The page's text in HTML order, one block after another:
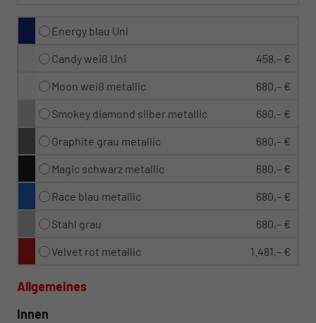
Energy blau Uni
Candy weiß Uni 458,– €
Moon weiß metallic 680,– €
Smokey diamond silber metallic 680,– €
Graphite grau metallic 680,– €
Magic schwarz metallic 680,– €
Race blau metallic 680,– €
Stahl grau 680,– €
Velvet rot metallic 1.481,– €
Allgemeines
Innen